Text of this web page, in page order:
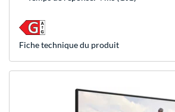
Fiche technique du produit